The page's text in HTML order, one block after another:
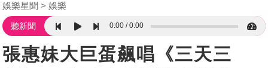
娛樂星聞 娛樂
聽新聞 0:00 0:00
張惠妹大巨蛋飆唱《三天三